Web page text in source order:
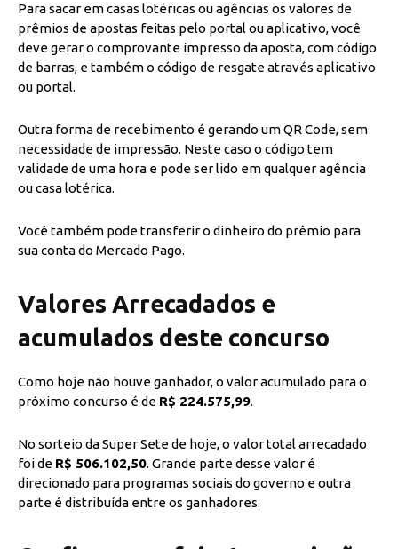
Para sacar em casas lotéricas ou agências os valores de
prêmios de apostas feitas pelo portal ou aplicativo, você
deve gerar o comprovante impresso da aposta, com código
de barras, e também o código de resgate através aplicativo
ou portal.
Outra forma de recebimento é gerando um QR Code, sem
necessidade de impressão. Neste caso o código tem
validade de uma hora e pode ser lido em qualquer agência
ou casa lotérica.
Você também pode transferir o dinheiro do prêmio para
sua conta do Mercado Pago.
Valores Arrecadados e
acumulados deste concurso
Como hoje não houve ganhador, o valor acumulado para o
próximo concurso é de R$ 224.575,99.
No sorteio da Super Sete de hoje, o valor total arrecadado
foi de R$ 506.102,50. Grande parte desse valor é
direcionado para programas sociais do governo e outra
parte é distribuída entre os ganhadores.